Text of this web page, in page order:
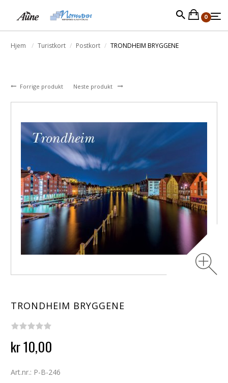
0
Hjem Turistkort Postkort TRONDHEIM BRYGGENE
Forrige produkt Neste produkt
TRONDHEIM BRYGGENE
kr 10,00
Art.nr.: P-B-246